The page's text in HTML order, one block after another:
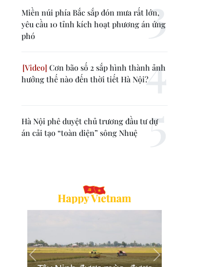
Miền núi phía Bắc sắp đón mưa rất lớn,
yêu cầu 10 tỉnh kích hoạt phương án ứng
phó
Cơn bão số 2 sắp hình thành ảnh
hưởng thế nào đến thời tiết Hà Nội?
Hà Nội phê duyệt chủ trương đầu tư dự
án cải tạo “toàn diện” sông Nhuệ